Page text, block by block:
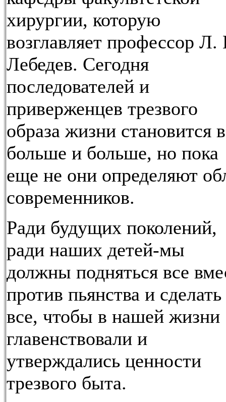
хирургии, которую
возглавляет профессор Л.
Лебедев. Сегодня
последователей и
приверженцев трезвого
образа жизни становится
больше и больше, но пока
еще не они определяют
современников.
Ради будущих поколений,
ради наших детей-мы
должны подняться все
против пьянства и сделать
все, чтобы в нашей жизни
главенствовали и
утверждались ценности
трезвого быта.